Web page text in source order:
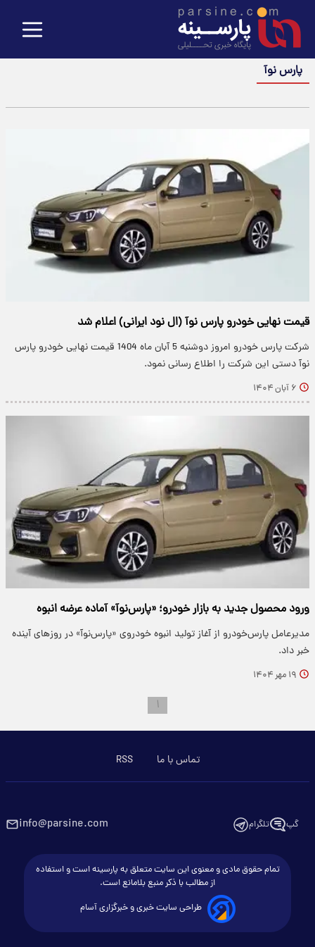
پارس نوآ
قیمت نهایی خودرو پارس نوآ (ال نود ایرانی) اعلام شد
شرکت پارس خودرو امروز دوشنبه 5 آبان ماه 1404 قیمت نهایی خودرو پارس
نوآ دستی این شرکت را اطلاع رسانی نمود.
۶ آبان ۱۴۰۴
ورود محصول جدید به بازار خودرو؛ «پارس‌نوآ» آماده عرضه انبوه
مدیرعامل پارس‌خودرو از آغاز تولید انبوه خودروی «پارس‌نوآ» در روزهای آینده
خبر داد.
۱۹ مهر ۱۴۰۴
۱
تماس با ما RSS
گپ تلگرام info@parsine.com
تمام حقوق مادی و معنوی این سایت متعلق به پارسینه است و استفاده
از مطالب با ذکر منبع بلامانع است.
طراحی سایت خبری و خبرگزاری آسام